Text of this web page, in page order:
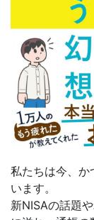
私たちは今、か
います。
新NISAの話題